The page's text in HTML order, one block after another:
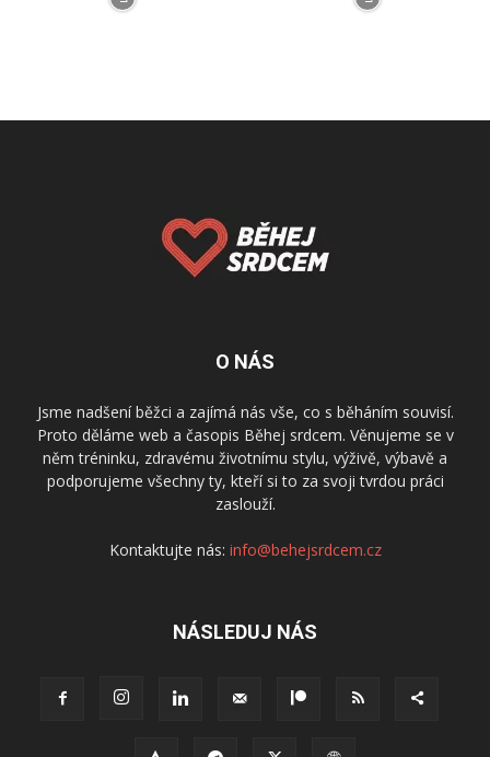
O NÁS
Jsme nadšení běžci a zajímá nás vše, co s běháním souvisí.
Proto děláme web a časopis Běhej srdcem. Věnujeme se v
něm tréninku, zdravému životnímu stylu, výživě, výbavě a
podporujeme všechny ty, kteří si to za svoji tvrdou práci
zaslouží.
Kontaktujte nás: info@behejsrdcem.cz
NÁSLEDUJ NÁS